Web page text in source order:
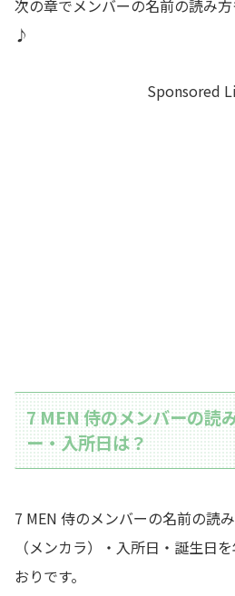
次の章でメンバーの名前の読み
♪
Sponsored
7 MEN 侍のメンバーの読
ー・入所日は？
7 MEN 侍のメンバーの名前の読
（メンカラ）・入所日・誕生日
おりです。